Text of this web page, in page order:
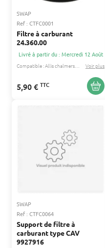
SWAP
Ref : CTFC0001
Filtre à carburant
24.360.00
Livré à partir du : Mercredi 12 Août
Compatible : David brown
Voir plus
5,90 € TTC
SWAP
Ref : CTFC0064
Support de filtre à
carburant type CAV
9927916